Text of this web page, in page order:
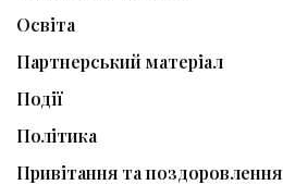
Освіта
Партнерський матеріал
Події
Політика
Привітання та поздоровлення